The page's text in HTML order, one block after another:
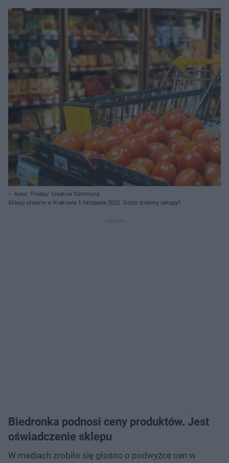
Autor: Pixaby/ Creative Commons
Sklepy otwarte w Krakowie 1 listopada 2022. Gdzie zrobimy zakupy?
Biedronka podnosi ceny produktów. Jest
oświadczenie sklepu
W mediach zrobiło się głośno o podwyżce cen w